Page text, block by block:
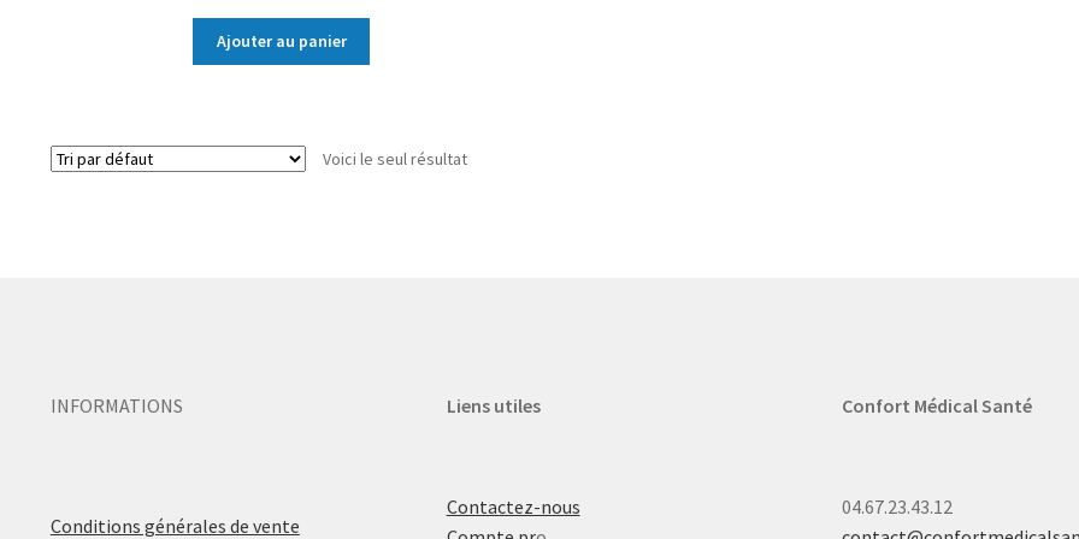
Ajouter au panier
Voici le seul résultat
INFORMATIONS
Conditions générales de vente
Liens utiles
Contactez-nous
Confort Médical Santé
04.67.23.43.12